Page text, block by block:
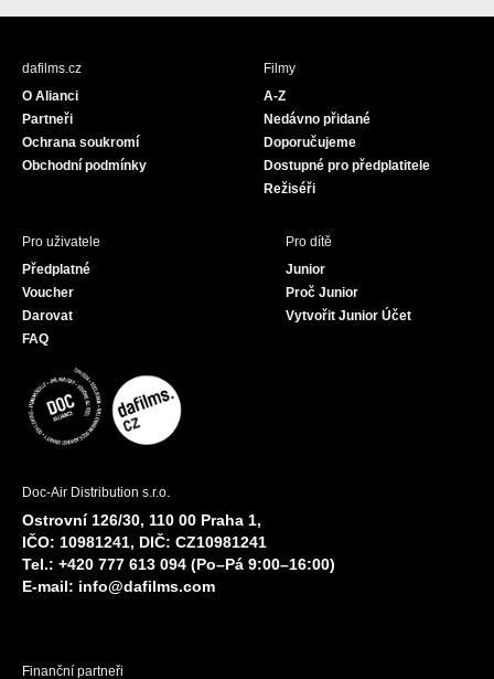
c
s
u
dafilms.cz
O Alianci
Partneři
Ochrana soukromí
Obchodní podmínky
Filmy
A-Z
Nedávno přidané
Doporučujeme
Dostupné pro předplatitele
Režiséři
Pro uživatele
Předplatné
Voucher
Darovat
FAQ
Pro dítě
Junior
Proč Junior
Vytvořit Junior Účet
Doc-Air Distribution s.r.o.
Ostrovní 126/30, 110 00 Praha 1,
IČO: 10981241, DIČ: CZ10981241
Tel.: +420 777 613 094 (Po–Pá 9:00–16:00)
E-mail: info@dafilms.com
Finanční partneři